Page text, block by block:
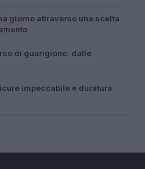
giorno attraverso una scelta
di guarigione: dalle
impeccabile e duratura